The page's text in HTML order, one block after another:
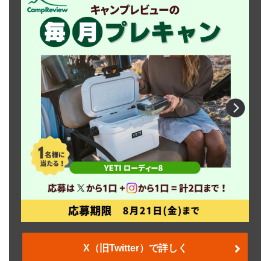
X（旧Twitter）で詳しく